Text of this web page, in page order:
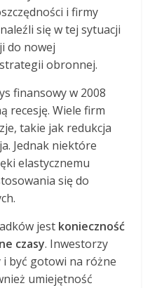
i firmy
się w tej sytuacji
do nowej
obronnej.
finansowy w 2008
recesję. Wiele firm
takie jak redukcja
Jednak niektóre
elastycznemu
się do
jest konieczność
czasy. Inwestorzy
być gotowi na różne
umiejętność